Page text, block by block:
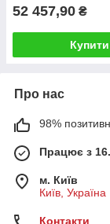
52 457,90 ₴
Купити
Про нас
98%
Працює з
м. Київ
Київ, Україна
Контакти